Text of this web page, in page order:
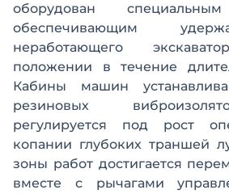
оборудован
обеспечивающим
неработающего
положении в течение
Кабины машин
резиновых
регулируется под рост
копании глубоких траншей
зоны работ достигается
вместе с рычагами